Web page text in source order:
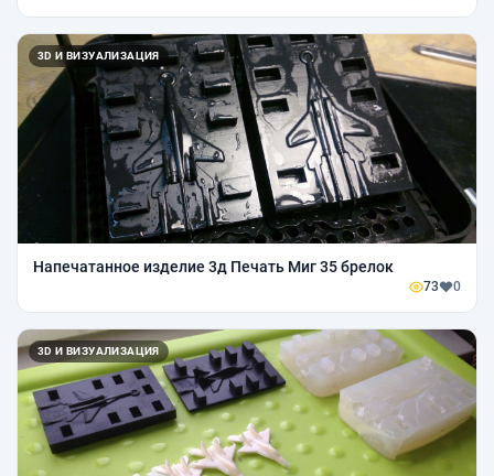
3D И ВИЗУАЛИЗАЦИЯ
Напечатанное изделие 3д Печать Миг 35 брелок
73 0
3D И ВИЗУАЛИЗАЦИЯ